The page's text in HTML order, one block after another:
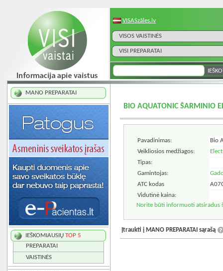
VISASzāles.lv
VISOS VAISTINĖS
VISI PREPARATAI
MANO PREPARATAI
IEŠKOMIAUSIŲ TOP 5
PREPARATAI
VAISTINĖS
BIO AQUATONIC ŠARMINIO
Pavadinimas:
Bio
Veikliosios medžiagos:
Tipas:
Gamintojas:
ATC kodas
Vidutinė kaina:
Norite būti informuoti atsiradus
Įtraukti į MANO PREPARATAI sąrašą